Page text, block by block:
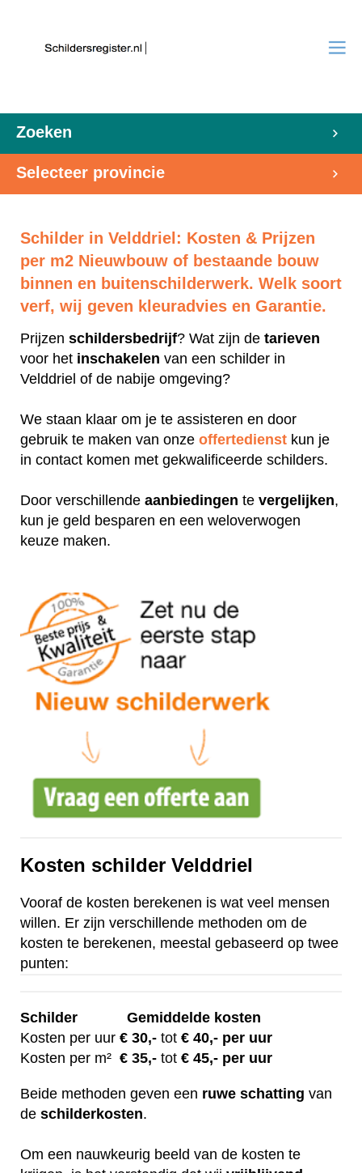
Zoeken
Selecteer provincie
Schilder in Velddriel: Kosten & Prijzen
per m2 Nieuwbouw of bestaande bouw
binnen en buitenschilderwerk. Welk soort
verf, wij geven kleuradvies en Garantie.
Prijzen schildersbedrijf? Wat zijn de tarieven
voor het inschakelen van een schilder in
Velddriel of de nabije omgeving?
We staan klaar om je te assisteren en door
gebruik te maken van onze offertedienst kun je
in contact komen met gekwalificeerde schilders.
Door verschillende aanbiedingen te vergelijken,
kun je geld besparen en een weloverwogen
keuze maken.
Kosten schilder Velddriel
Vooraf de kosten berekenen is wat veel mensen
willen. Er zijn verschillende methoden om de
kosten te berekenen, meestal gebaseerd op twee
punten:
Schilder
Gemiddelde kosten
Kosten per uur € 30,- tot € 40,- per uur
Kosten per m² € 35,- tot € 45,- per uur
Beide methoden geven een ruwe schatting van
de schilderkosten.
Om een nauwkeurig beeld van de kosten te